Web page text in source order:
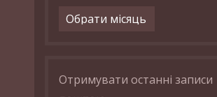
Архіви
Отримувати останні записи